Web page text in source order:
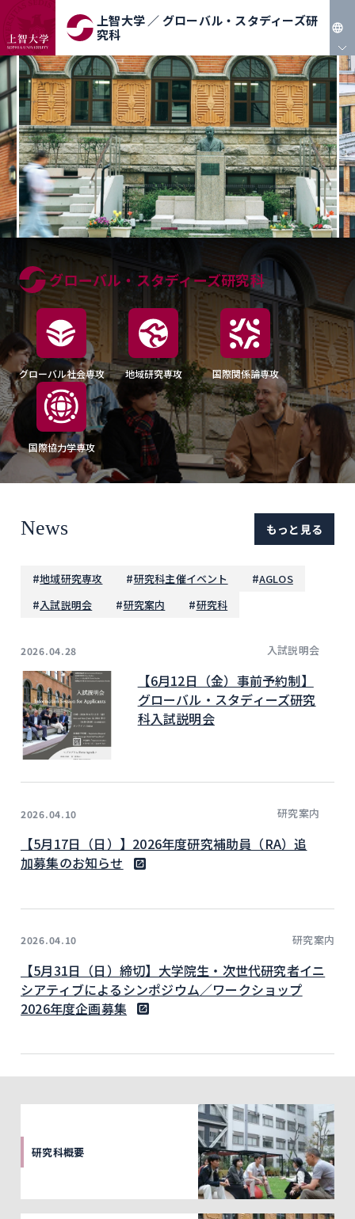
上智大学 ／ グローバル・スタディーズ研
究科
JP
EN
グローバル・スタディーズ研究科
グローバル社会専攻 地域研究専攻 国際関係論専攻
国際協力学専攻
News もっと見る
#地域研究専攻 #研究科主催イベント #AGLOS
#入試説明会 #研究案内 #研究科
2026.04.28 入試説明会
【6月12日（金）事前予約制】
グローバル・スタディーズ研究
科入試説明会
2026.04.10 研究案内
【5月17日（日）】2026年度研究補助員（RA）追
加募集のお知らせ
2026.04.10 研究案内
【5月31日（日）締切】大学院生・次世代研究者イニ
シアティブによるシンポジウム／ワークショップ
2026年度企画募集
研究科概要